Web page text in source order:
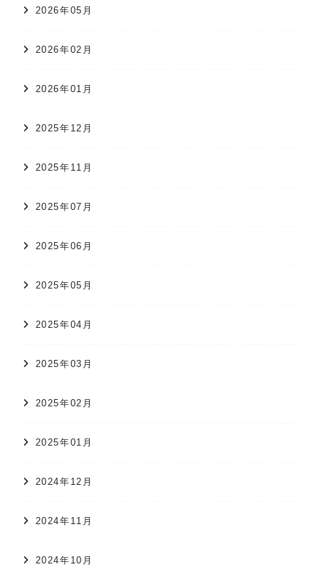
2026年05月
2026年02月
2026年01月
2025年12月
2025年11月
2025年07月
2025年06月
2025年05月
2025年04月
2025年03月
2025年02月
2025年01月
2024年12月
2024年11月
2024年10月